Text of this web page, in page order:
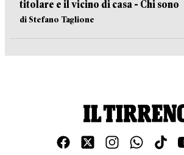
titolare e il vicino di casa - Chi sono
di Stefano Taglione